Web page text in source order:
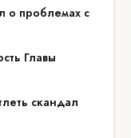
о проблемах с
Главы
скандал